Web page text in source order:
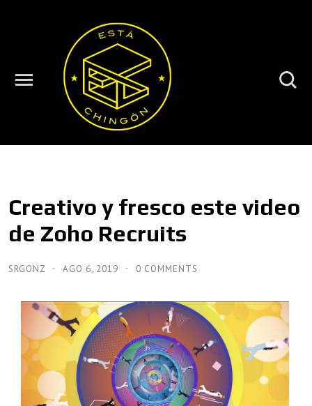
Creativo y fresco este video
de Zoho Recruits
SRGONZ AGO 6, 2019 0 COMMENTS